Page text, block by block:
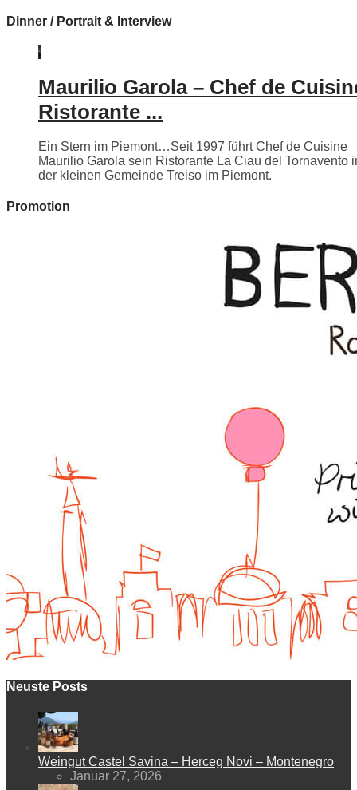
Dinner / Portrait & Interview
Maurilio Garola – Chef de
Ristorante ...
Ein Stern im Piemont…Seit 1997 führt Chef de Cuisine
Maurilio Garola sein Ristorante La Ciau del Tornavento
der kleinen Gemeinde Treiso im Piemont.
Promotion
Neuste Posts
Weingut Castel Savina – Herceg Novi – Montenegro
Januar 27, 2026